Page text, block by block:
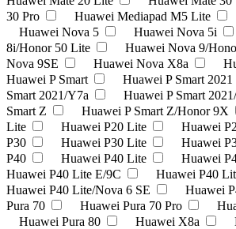
30 Pro
Huawei Mediapad M5 Lite
Huawei Nova 5
Huawei Nova 5i
8i/Honor 50 Lite
Huawei Nova 9/
Nova 9SE
Huawei Nova X8a
Huawei P Smart
Huawei P Smart 2021
Smart 2021/Y7a
Huawei P Smart
Smart Z
Huawei P Smart Z/Honor 9X
Lite
Huawei P20 Lite Huawei
P30
Huawei P30 Lite Huawei
P40
Huawei P40 Lite
Huawei
Huawei P40 Lite E/9C
Huawei P40
Huawei P40 Lite/Nova 6 SE
Huawei
Pura 70
Huawei Pura 70 Pro
Huawei Pura 80
Huawei X8a